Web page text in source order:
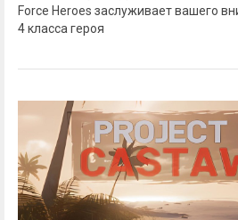
Force Heroes заслуживает вашего
4 класса героя